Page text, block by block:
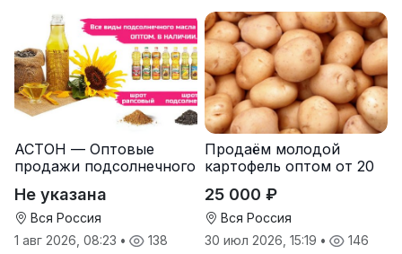
АСТОН — Оптовые
продажи подсолнечного
Экспорт
Не указана
Вся Россия
1 авг 2026, 08:23 • 138
Продаём молодой
картофель оптом от 20
25 000 ₽
Вся Россия
30 июл 2026, 15:19 • 146